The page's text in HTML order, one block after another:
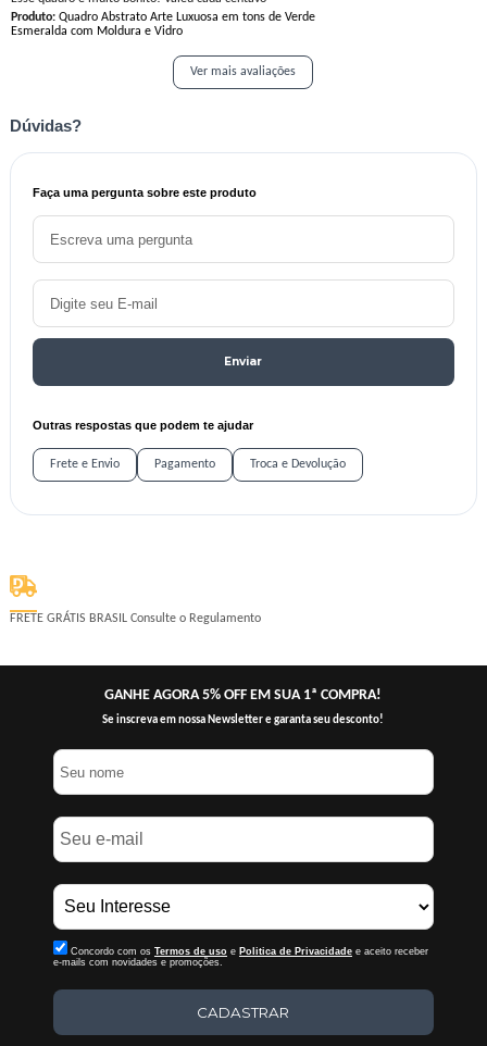
Produto:Quadro Abstrato Arte Luxuosa em tons de Verde
Esmeralda com Moldura e Vidro
Ver mais avaliações
Dúvidas?
Faça uma pergunta sobre este produto
Enviar
Outras respostas que podem te ajudar
Frete e Envio Pagamento Troca e Devolução
FRETE GRÁTIS BRASIL Consulte o Regulamento
GANHE AGORA 5% OFF EM SUA 1ª COMPRA!
Se inscreva em nossa Newsletter e garanta seu desconto!
Concordo com os Termos de uso e Politica de Privacidadee aceito receber
e-mails com novidades e promoções.
CADASTRAR